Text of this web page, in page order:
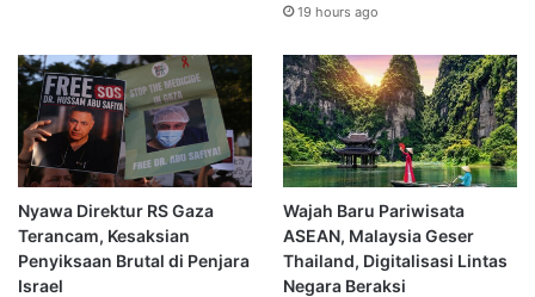
19 hours ago
Nyawa Direktur RS Gaza
Terancam, Kesaksian
Penyiksaan Brutal di Penjara
Israel
Wajah Baru Pariwisata
ASEAN, Malaysia Geser
Thailand, Digitalisasi Lintas
Negara Beraksi